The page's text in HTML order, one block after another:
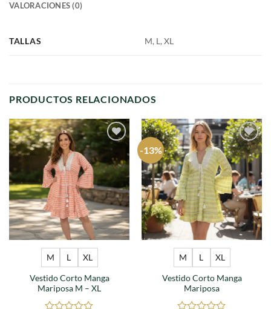
VALORACIONES (0)
TALLAS M, L, XL
PRODUCTOS RELACIONADOS
Agregar
favoritos
M L XL
Vestido Corto Manga
Mariposa M – XL
-13%
Agregar
a
favoritos
M L XL
Vestido Corto Manga
Mariposa